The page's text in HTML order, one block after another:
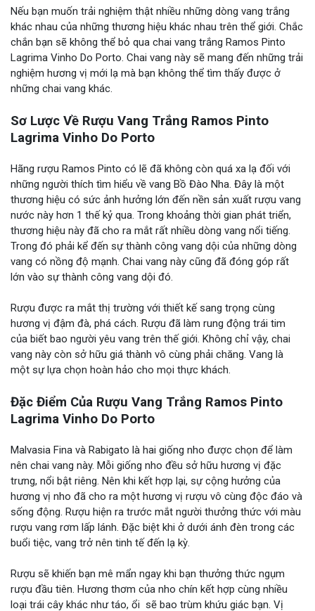
Nếu bạn muốn trải nghiệm thật nhiều những dòng vang trắng
khác nhau của những thương hiệu khác nhau trên thể giới. Chắc
chắn bạn sẽ không thể bỏ qua chai vang trắng Ramos Pinto
Lagrima Vinho Do Porto. Chai vang này sẽ mang đến những trải
nghiệm hương vị mới lạ mà bạn không thể tìm thấy được ở
những chai vang khác.
Sơ Lược Về Rượu Vang Trắng Ramos Pinto
Lagrima Vinho Do Porto
Hãng rượu Ramos Pinto có lẽ đã không còn quá xa lạ đối với
những người thích tìm hiểu về vang Bồ Đào Nha. Đây là một
thương hiệu có sức ảnh hưởng lớn đến nền sản xuất rượu vang
nước này hơn 1 thế kỷ qua. Trong khoảng thời gian phát triển,
thương hiệu này đã cho ra mắt rất nhiều dòng vang nổi tiếng.
Trong đó phải kể đến sự thành công vang dội của những dòng
vang có nồng độ mạnh. Chai vang này cũng đã đóng góp rất
lớn vào sự thành công vang dội đó.
Rượu được ra mắt thị trường với thiết kế sang trọng cùng
hương vị đậm đà, phá cách. Rượu đã làm rung động trái tim
của biết bao người yêu vang trên thế giới. Không chỉ vậy, chai
vang này còn sở hữu giá thành vô cùng phải chăng. Vang là
một sự lựa chọn hoàn hảo cho mọi thực khách.
Đặc Điểm Của Rượu Vang Trắng Ramos Pinto
Lagrima Vinho Do Porto
Malvasia Fina và Rabigato là hai giống nho được chọn để làm
nên chai vang này. Mỗi giống nho đều sở hữu hương vị đặc
trưng, nổi bật riêng. Nên khi kết hợp lại, sự cộng hưởng của
hương vị nho đã cho ra một hương vị rượu vô cùng độc đáo và
sống động. Rượu hiện ra trước mắt người thưởng thức với màu
rượu vang rơm lấp lánh. Đặc biệt khi ở dưới ánh đèn trong các
buổi tiệc, vang trở nên tinh tế đến lạ kỳ.
Rượu sẽ khiến bạn mê mẩn ngay khi bạn thưởng thức ngụm
rượu đầu tiên. Hương thơm của nho chín kết hợp cùng nhiều
loại trái cây khác như táo, ổi sẽ bao trùm khứu giác bạn. Vị